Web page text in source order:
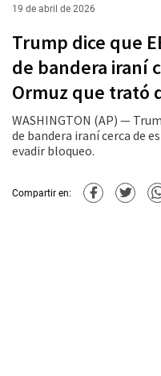
19 de abril de 2026
Trump dice que
de bandera iraní
Ormuz que trató
WASHINGTON (AP) —
de bandera iraní cerca de
evadir bloqueo.
Compartir en: